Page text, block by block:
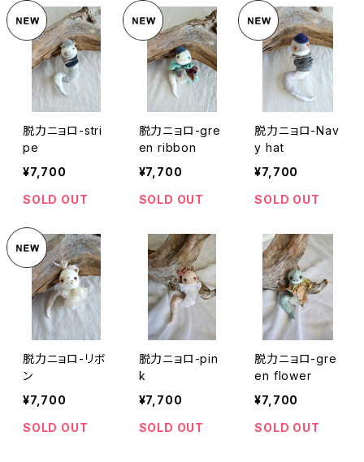
脱力ニョロ-stri
pe
¥7,700
SOLD OUT
脱力ニョロ-gre
en ribbon
¥7,700
SOLD OUT
脱力ニョロ-Nav
y hat
¥7,700
SOLD OUT
脱力ニョロ-リボ
ン
¥7,700
SOLD OUT
脱力ニョロ-pin
k
¥7,700
SOLD OUT
脱力ニョロ-gre
en flower
¥7,700
SOLD OUT